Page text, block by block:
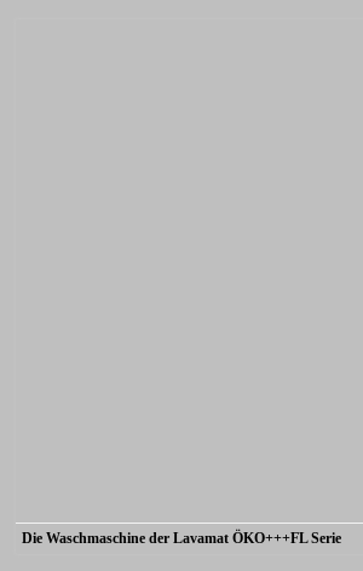
Die Waschmaschine der Lavamat ÖKO+++FL Serie